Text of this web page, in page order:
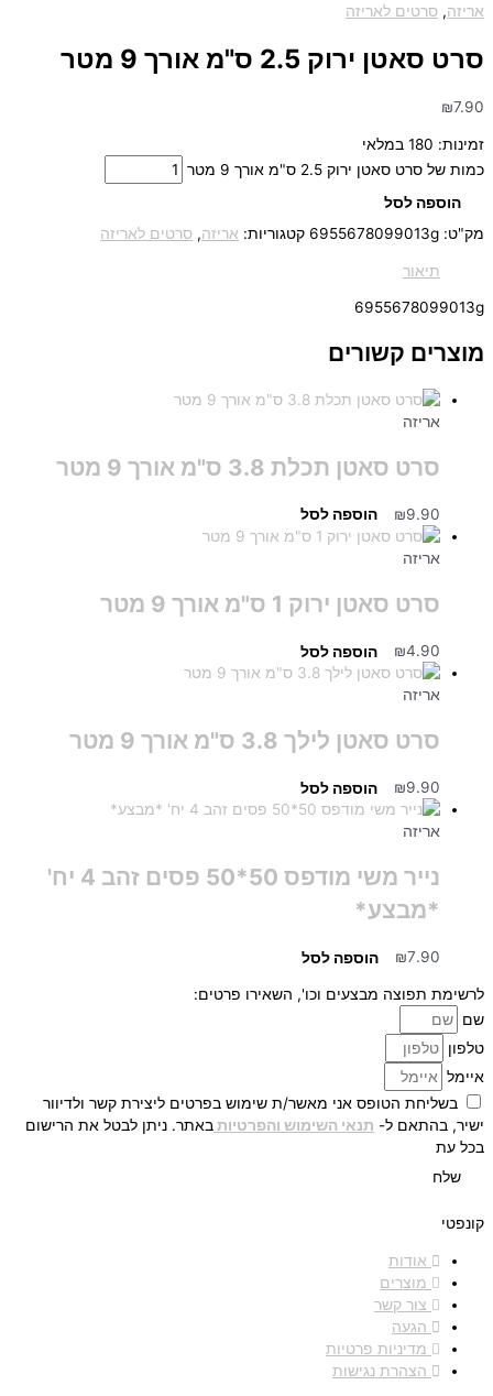
אריזה, סרטים לאריזה
סרט סאטן ירוק 2.5 ס"מ אורך 9 מטר
₪7.90
זמינות: 180 במלאי
כמות של סרט סאטן ירוק 2.5 ס"מ אורך 9 מטר
הוספה לסל
מק"ט: 6955678099013g קטגוריות: אריזה, סרטים לאריזה
תיאור
6955678099013g
מוצרים קשורים
אריזה
סרט סאטן תכלת 3.8 ס"מ אורך 9 מטר
₪9.90 הוספה לסל
אריזה
סרט סאטן ירוק 1 ס"מ אורך 9 מטר
₪4.90 הוספה לסל
אריזה
סרט סאטן לילך 3.8 ס"מ אורך 9 מטר
₪9.90 הוספה לסל
אריזה
נייר משי מודפס 50*50 פסים זהב 4 יח'
*מבצע*
₪7.90 הוספה לסל
לרשימת תפוצה מבצעים וכו', השאירו פרטים:
שם
טלפון
איימל
בשליחת הטופס אני מאשר/ת שימוש בפרטים ליצירת קשר ולדיוור
ישיר, בהתאם ל- תנאי השימוש והפרטיותבאתר. ניתן לבטל את הרישום
בכל עת
שלח
קונפטי
אודות
מוצרים
צור קשר
הגעה
מדיניות פרטיות
הצהרת נגישות